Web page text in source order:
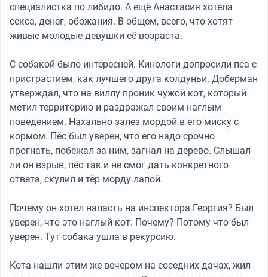
специалистка по либидо. А ещё Анастасия хотела
секса, денег, обожания. В общем, всего, что хотят
живые молодые девушки её возраста.
С собакой было интересней. Кинологи допросили пса с
пристрастием, как лучшего друга колдуньи. Доберман
утверждал, что на виллу проник чужой кот, который
метил территорию и раздражал своим наглым
поведением. Нахально залез мордой в его миску с
кормом. Пёс был уверен, что его надо срочно
прогнать, побежал за ним, загнал на дерево. Слышал
ли он взрыв, пёс так и не смог дать конкретного
ответа, скулил и тёр морду лапой.
Почему он хотел напасть на инспектора Георгия? Был
уверен, что это наглый кот. Почему? Потому что был
уверен. Тут собака ушла в рекурсию.
Кота нашли этим же вечером на соседних дачах, жил